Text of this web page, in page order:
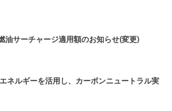
サーチャージ適用額のお知らせ(変更)
ネルギーを活用し、カーボンニュートラル実